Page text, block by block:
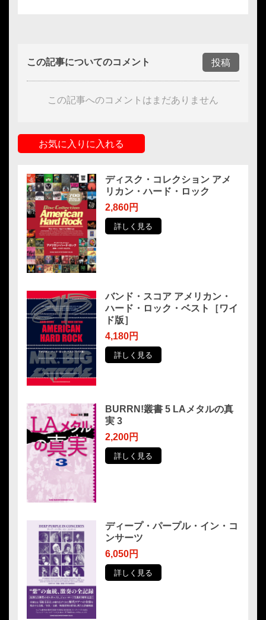
この記事についてのコメント 投稿
この記事へのコメントはまだありません
お気に入りに入れる
ディスク・コレクション アメ
リカン・ハード・ロック
2,860円
詳しく見る
バンド・スコア アメリカン・
ハード・ロック・ベスト［ワイ
ド版］
4,180円
詳しく見る
BURRN!叢書 5 LAメタルの真
実 3
2,200円
詳しく見る
ディープ・パープル・イン・コ
ンサーツ
6,050円
詳しく見る